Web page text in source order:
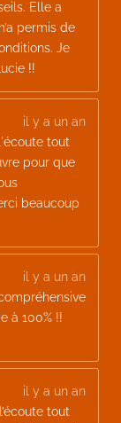
Elle a
permis de
Je
!!
il y a un an
tout
pour que
beaucoup
il y a un an
à 100% !!
il y a un an
tout